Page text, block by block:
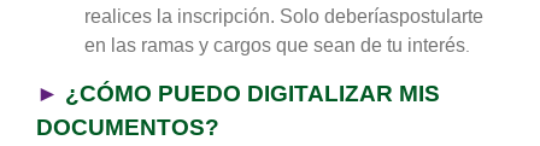
realices la inscripción. Solo deberíaspostularte
en las ramas y cargos que sean de tu interés.
► ¿CÓMO PUEDO DIGITALIZAR MIS
DOCUMENTOS?